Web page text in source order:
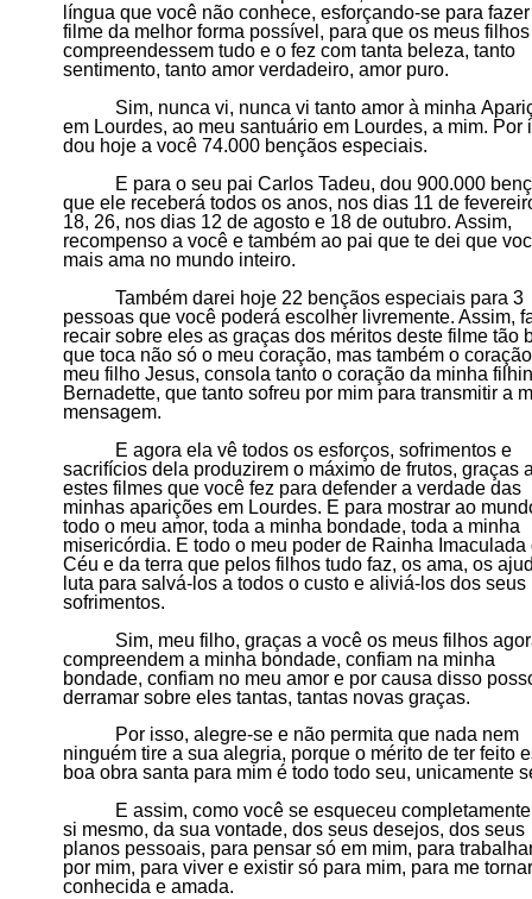
língua que você não conhece,esforçando-se para
filme da melhor forma possível, para que os meus filhos
compreendessem tudo e o fez com tanta beleza, tanto
sentimento, tanto amor verdadeiro, amor puro.
Sim, nunca vi, nunca vi tanto amor à minha A
em Lourdes, ao meu santuário em Lourdes,a mim. Por
dou hoje a você 74.000 bençãos especiais.
E para o seu pai Carlos Tadeu, dou 900.000
que ele receberá todos os anos, nos dias 11 de
18, 26, nos dias 12 de agosto e 18 de outubro. Assim,
recompenso a você e também ao pai que te dei que
mais ama no mundo inteiro.
Também darei hoje 22 bençãos especiais para 3
pessoas que você poderá escolher livremente. Assim,
recair sobre elesas graças dos méritos deste filme tão
que toca não só o meu coração, mas também o
meu filho Jesus, consola tanto o coração da minha
Bernadette, que tanto sofreu por mim para transmitir a
mensagem.
E agora ela vê todos os esforços, sofrimentos e
sacrifícios dela produzirem o máximo de frutos, graças
estes filmes que você fez para defender a verdade das
minhas aparições em Lourdes. E para mostrar ao
todo o meu amor, toda a minha bondade, toda a minha
misericórdia. E todo o meu poder de Rainha Imaculada
Céu e da terra que pelos filhos tudo faz, os ama, os
luta para salvá-los a todos o custo e aliviá-los dos seus
sofrimentos.
Sim, meu filho, graças a você os meus filhos
compreendem a minha bondade, confiam na minha
bondade, confiam no meu amor e por causa disso
derramar sobre eles tantas, tantas novas graças.
Por isso, alegre-se e não permita que nada nem
ninguém tire a sua alegria, porque o mérito de ter feito
boa obra santa para mimé todo todo seu, unicamente
E assim, como você se esqueceu
si mesmo, da sua vontade, dos seus desejos, dos seus
planos pessoais, para pensar só em mim, para
por mim, para viver e existir só para mim, para me
conhecida e amada.